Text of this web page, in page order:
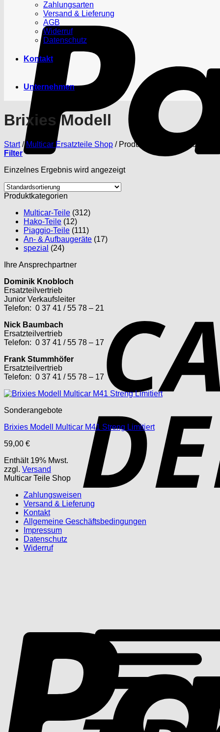
Zahlungsarten
Versand & Lieferung
AGB
Widerruf
Datenschutz
Kontakt
Unternehmen
Brixies Modell
Start / Multicar Ersatzteile Shop /Produkte verschlagwortet mit
Filter
Einzelnes Ergebnis wird angezeigt
Produktkategorien
Multicar-Teile (312)
Hako-Teile (12)
Piaggio-Teile (111)
An- & Aufbaugeräte (17)
spezial (24)
Ihre Ansprechpartner
Dominik Knobloch
Ersatzteilvertrieb
Junior Verkaufsleiter
Telefon: 0 37 41 / 55 78 – 21
Nick Baumbach
Ersatzteilvertrieb
Telefon: 0 37 41 / 55 78 – 17
Frank Stummhöfer
Ersatzteilvertrieb
Telefon: 0 37 41 / 55 78 – 17
Sonderangebote
Brixies Modell Multicar M41 Streng Limitiert
59,00 €
Enthält 19% Mwst.
zzgl. Versand
Multicar Teile Shop
Zahlungsweisen
Versand & Lieferung
Kontakt
Allgemeine Geschäftsbedingungen
Impressum
Datenschutz
Widerruf